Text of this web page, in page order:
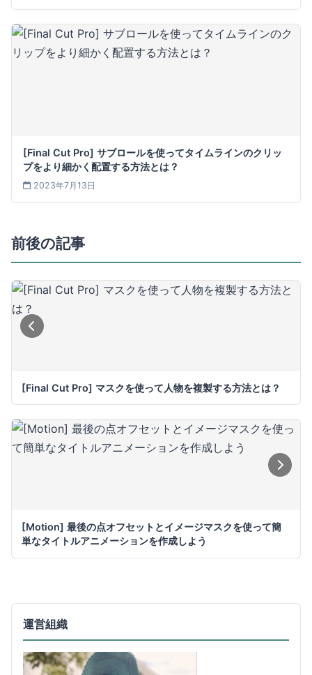
[Final Cut Pro] サブロールを使ってタイムラインのクリッ
プをより細かく配置する方法とは？
2023年7月13日
前後の記事
[Final Cut Pro] マスクを使って人物を複製する方法とは？
[Motion] 最後の点オフセットとイメージマスクを使って簡
単なタイトルアニメーションを作成しよう
運営組織